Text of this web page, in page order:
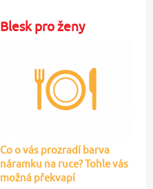
Blesk pro ženy
Co o vás prozradí barva
náramku na ruce? Tohle vás
možná překvapí